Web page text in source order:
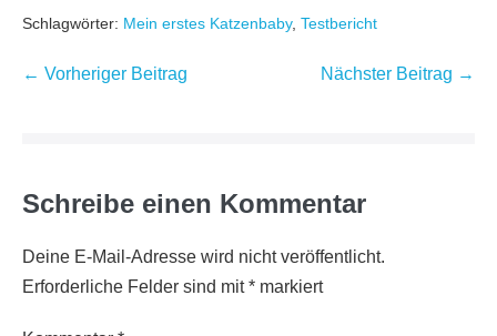
Schlagwörter: Mein erstes Katzenbaby, Testbericht
Beitragsnavigation
← Vorheriger Beitrag Nächster Beitrag →
Schreibe einen Kommentar
Deine E-Mail-Adresse wird nicht veröffentlicht.
Erforderliche Felder sind mit* markiert